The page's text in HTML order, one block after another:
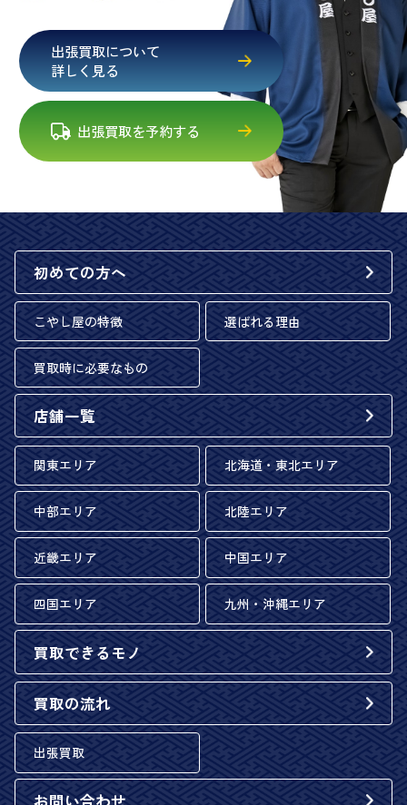
出張買取について
詳しく見る
出張買取を予約する
初めての方へ
こやし屋の特徴 選ばれる理由
買取時に必要なもの
店舗一覧
関東エリア 北海道・東北エリア
中部エリア 北陸エリア
近畿エリア 中国エリア
四国エリア 九州・沖縄エリア
買取できるモノ
買取の流れ
出張買取